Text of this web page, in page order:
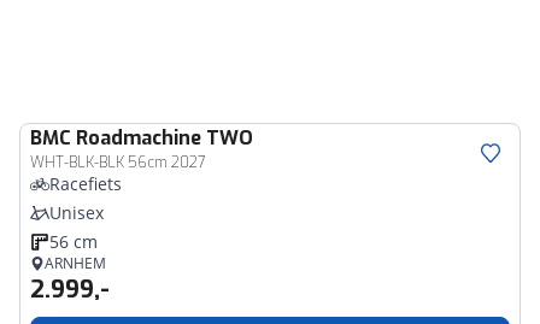
BMC Roadmachine TWO
WHT-BLK-BLK 56cm 2027
Racefiets
Unisex
56 cm
ARNHEM
2.999,-